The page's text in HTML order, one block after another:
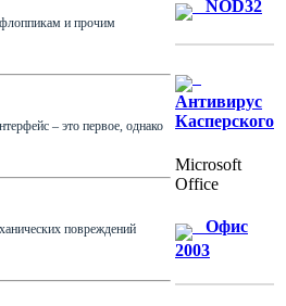
и прочим
– это первое, однако
повреждений
NOD32
Антивирус
Касперского
Microsoft
Office
Офис
2003